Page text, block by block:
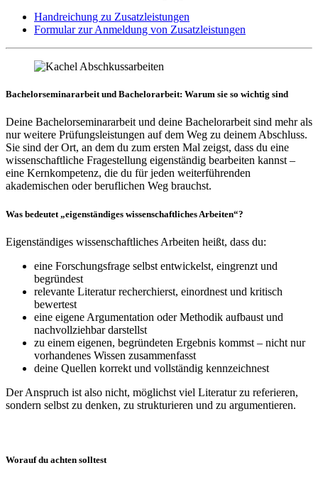
Handreichung zu Zusatzleistungen
Formular zur Anmeldung von Zusatzleistungen
Bachelorseminararbeit und Bachelorarbeit: Warum sie so wichtig sind
Deine Bachelorseminararbeit und deine Bachelorarbeit sind mehr als
nur weitere Prüfungsleistungen auf dem Weg zu deinem Abschluss.
Sie sind der Ort, an dem du zum ersten Mal zeigst, dass du eine
wissenschaftliche Fragestellung eigenständig bearbeiten kannst –
eine Kernkompetenz, die du für jeden weiterführenden
akademischen oder beruflichen Weg brauchst.
Was bedeutet „eigenständiges wissenschaftliches Arbeiten“?
Eigenständiges wissenschaftliches Arbeiten heißt, dass du:
eine Forschungsfrage selbst entwickelst, eingrenzt und
begründest
relevante Literatur recherchierst, einordnest und kritisch
bewertest
eine eigene Argumentation oder Methodik aufbaust und
nachvollziehbar darstellst
zu einem eigenen, begründeten Ergebnis kommst – nicht nur
vorhandenes Wissen zusammenfasst
deine Quellen korrekt und vollständig kennzeichnest
Der Anspruch ist also nicht, möglichst viel Literatur zu referieren,
sondern selbst zu denken, zu strukturieren und zu argumentieren.
Worauf du achten solltest